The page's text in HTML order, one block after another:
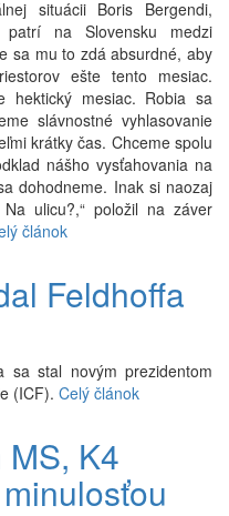
situácii Boris Bergendi,
patrí na Slovensku medzi
sa mu to zdá absurdné, aby
ešte tento mesiac.
hektický mesiac. Robia sa
slávnostné vyhlasovanie
krátky čas. Chceme spolu
nášho vysťahovania na
dohodneme. Inak si naozaj
ulicu?,“ položil na záver
článok
Feldhoffa
sa stal novým prezidentom
(ICF). Celý článok
K4